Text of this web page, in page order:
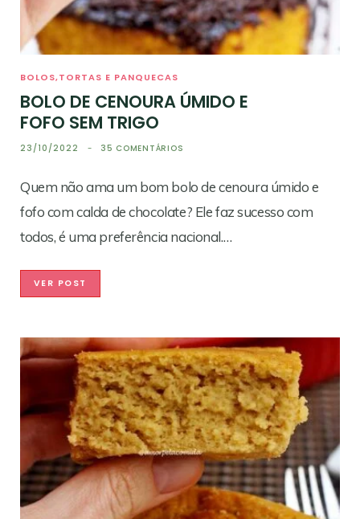
BOLOS,TORTAS E PANQUECAS
BOLO DE CENOURA ÚMIDO E
FOFO SEM TRIGO
23/10/2022 35 COMENTÁRIOS
Quem não ama um bom bolo de cenoura úmido e
fofo com calda de chocolate? Ele faz sucesso com
todos, é uma preferência nacional.…
VER POST